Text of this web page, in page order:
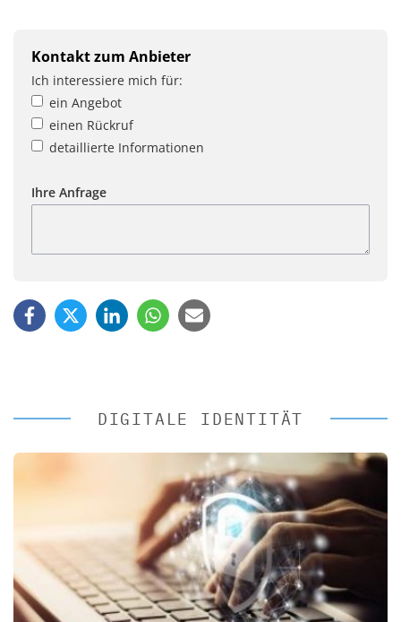
Kontakt zum Anbieter
Ich interessiere mich für:
ein Angebot
einen Rückruf
detaillierte Informationen
Ihre Anfrage
DIGITALE IDENTITÄT